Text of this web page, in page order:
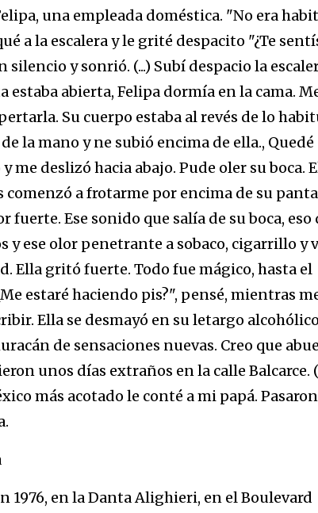
una empleada doméstica. "No era
a la escalera y le grité despacito "¿Te
y sonrió. (...) Subí despacio la
abierta, Felipa dormía en la cama.
Su cuerpo estaba al revés de lo
la mano y ne subió encima de ella., Quedé
me deslizó hacia abajo. Pude oler su boca.
comenzó a frotarme por encima de su
fuerte. Ese sonido que salía de su boca, eso
y ese olor penetrante a sobaco, cigarrillo y
Ella gritó fuerte. Todo fue mágico, hasta el
estaré haciendo pis?", pensé, mientras
Ella se desmayó en su letargo
de sensaciones nuevas. Creo que
unos días extraños en la calle Balcarce.
más acotado le conté a mi papá. Pasaron
1976, en la Danta Alighieri, en el Boulevard